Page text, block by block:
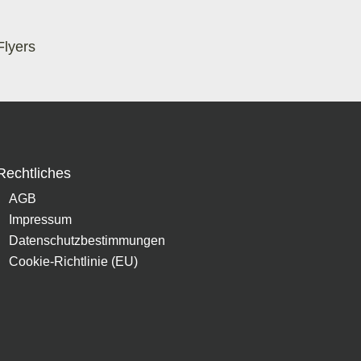
AGB
Impressum
Datenschutzbestimmungen
Cookie-Richtlinie (EU)